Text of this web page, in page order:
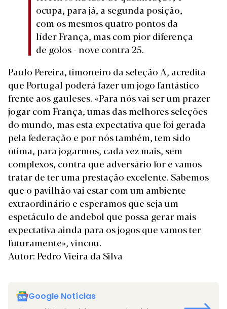
ocupa, para já, a segunda posição,
com os mesmos quatro pontos da
líder França, mas com pior diferença
de golos - nove contra 25.
Paulo Pereira, timoneiro da seleção A, acredita
que Portugal poderá fazer um jogo fantástico
frente aos gauleses. «Para nós vai ser um prazer
jogar com França, umas das melhores seleções
do mundo, mas esta expectativa que foi gerada
pela federação e por nós também, tem sido
ótima, para jogarmos, cada vez mais, sem
complexos, contra que adversário for e vamos
tratar de ter uma prestação excelente. Sabemos
que o pavilhão vai estar com um ambiente
extraordinário e esperamos que seja um
espetáculo de andebol que possa gerar mais
expectativa ainda para os jogos que vamos ter
futuramente», vincou.
Autor: Pedro Vieira da Silva
Google Notícias